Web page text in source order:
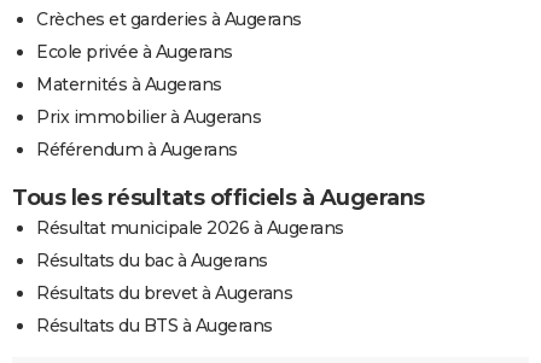
Crèches et garderies à Augerans
Ecole privée à Augerans
Maternités à Augerans
Prix immobilier à Augerans
Référendum à Augerans
Tous les résultats officiels à Augerans
Résultat municipale 2026 à Augerans
Résultats du bac à Augerans
Résultats du brevet à Augerans
Résultats du BTS à Augerans